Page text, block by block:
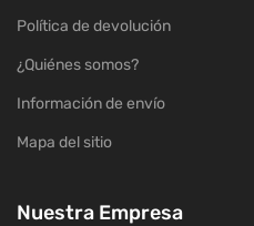
Política de devolución
¿Quiénes somos?
Información de envío
Mapa del sitio
Nuestra Empresa